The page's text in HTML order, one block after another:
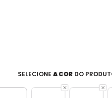
SELECIONE A COR DO